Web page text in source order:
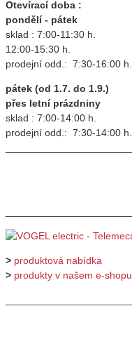
Otevírací doba :
pondělí - pátek
sklad : 7:00-11:30 h.
12:00-15:30 h.
prodejní odd.: 7:30-16:00 h.
pátek (od 1.7. do 1.9.)
přes letní prázdniny
sklad : 7:00-14:00 h.
prodejní odd.: 7:30-14:00 h.
> produktová nabídka
> produkty v našem e-shopu